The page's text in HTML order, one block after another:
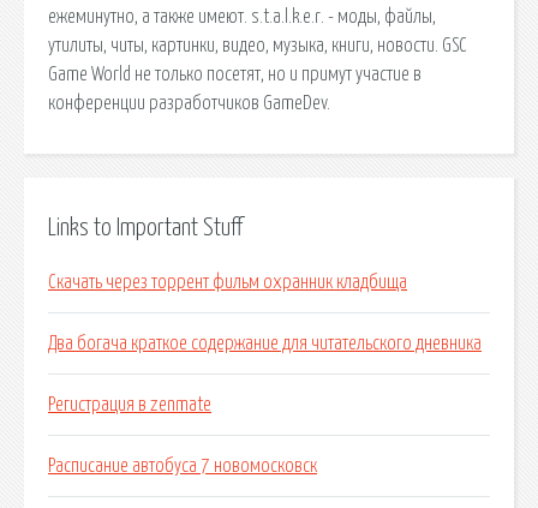
ежеминутно, а также имеют. s.t.a.l.k.e.r. - моды, файлы,
утилиты, читы, картинки, видео, музыка, книги, новости. GSC
Game World не только посетят, но и примут участие в
конференции разработчиков GameDev.
Links to Important Stuff
Скачать через торрент фильм охранник кладбища
Два богача краткое содержание для читательского дневника
Регистрация в zenmate
Расписание автобуса 7 новомосковск